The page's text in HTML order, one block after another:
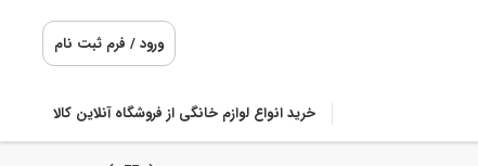
ورود / فرم ثبت نام
خرید انواع لوازم خانگی از فروشگاه آنلاین کالا